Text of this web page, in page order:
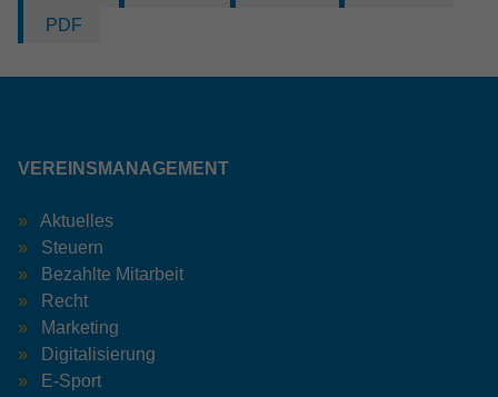
PDF
VEREINSMANAGEMENT
Aktuelles
Steuern
Bezahlte Mitarbeit
Recht
Marketing
Digitalisierung
E-Sport